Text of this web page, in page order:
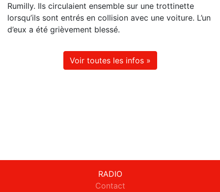
Rumilly. Ils circulaient ensemble sur une trottinette
lorsqu’ils sont entrés en collision avec une voiture. L’un
d’eux a été grièvement blessé.
Voir toutes les infos »
RADIO
Contact